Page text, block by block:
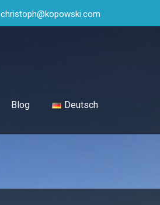
christoph@kopowski.com
Blog Deutsch